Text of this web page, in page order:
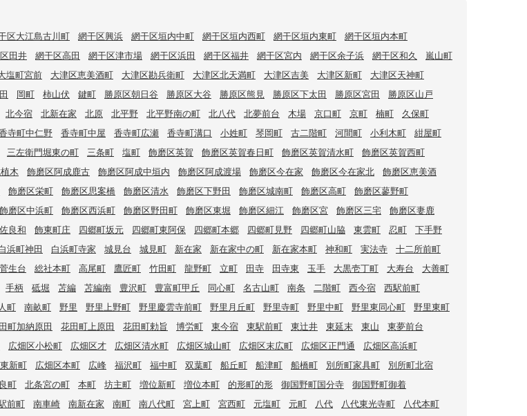
区大江島古川町 網干区興浜 網干区垣内中町 網干区垣内西町 網干区垣内東町
網干区垣内本町
田井 網干区高田 網干区津市場 網干区浜田 網干区福井 網干区宮内 網干区余子浜 網干区和久
嵐山町
塩町宮前 大津区恵美酒町 大津区勘兵衛町 大津区北天満町 大津区吉美 大津区新町
大津区天神町
岡町 柿山伏 鍵町 勝原区朝日谷 勝原区大谷 勝原区熊見 勝原区下太田 勝原区宮田
勝原区山戸
北今宿 北新在家 北原 北平野 北平野南の町 北八代 北夢前台 木場 京口町 京町 楠町
久保町
寺町中仁野 香寺町中屋 香寺町広瀬 香寺町溝口 小姓町 琴岡町 古二階町 河間町 小利木町
紺屋町
三左衛門堀東の町 三条町 塩町 飾磨区英賀 飾磨区英賀春日町 飾磨区英賀清水町
飾磨区英賀西町
木 飾磨区阿成鹿古 飾磨区阿成中垣内 飾磨区阿成渡場 飾磨区今在家 飾磨区今在家北
飾磨区恵美酒
飾磨区栄町 飾磨区思案橋 飾磨区清水 飾磨区下野田 飾磨区城南町 飾磨区高町
飾磨区蓼野町
飾磨区中浜町 飾磨区西浜町 飾磨区野田町 飾磨区東堀 飾磨区細江 飾磨区宮 飾磨区三宅
飾磨区妻鹿
良和 飾東町庄 四郷町坂元 四郷町東阿保 四郷町本郷 四郷町見野 四郷町山脇 東雲町 忍町
下手野
浜町神田 白浜町寺家 城見台 城見町 新在家 新在家中の町 新在家本町 神和町 実法寺
十二所前町
菅生台 総社本町 高尾町 鷹匠町 竹田町 龍野町 立町 田寺 田寺東 玉手 大黒壱丁町 大寿台
大善町
手柄 砥堀 苫編 苫編南 豊沢町 豊富町甲丘 同心町 名古山町 南条 二階町 西今宿
西駅前町
町 南畝町 野里 野里上野町 野里慶雲寺前町 野里月丘町 野里寺町 野里中町 野里東同心町
野里東町
町加納原田 花田町上原田 花田町勅旨 博労町 東今宿 東駅前町 東辻井 東延末 東山
東夢前台
広畑区小松町 広畑区才 広畑区清水町 広畑区城山町 広畑区末広町 広畑区正門通
広畑区高浜町
新町 広畑区本町 広峰 福沢町 福中町 双葉町 船丘町 船津町 船橋町 別所町家具町
別所町北宿
町 北条宮の町 本町 坊主町 増位新町 増位本町 的形町的形 御国野町国分寺
御国野町御着
前町 南車崎 南新在家 南町 南八代町 宮上町 宮西町 元塩町 元町 八代 八代東光寺町
八代本町